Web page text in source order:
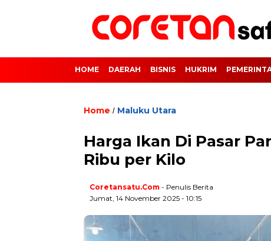
HOME DAERAH BISNIS HUKRIM
Home / Maluku Utara
Harga Ikan Di Pasar
Ribu per Kilo
Coretansatu.com - Penulis Berita
Jumat, 14 November 2025 - 10:15